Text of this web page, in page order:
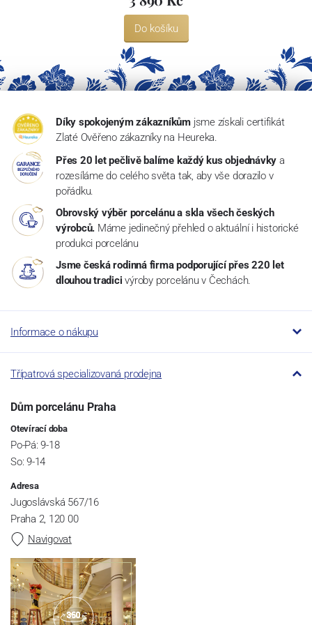
Do košíku
Díky spokojeným zákazníkům jsme získali certifikát
Zlaté Ověřeno zákazníky na Heureka.
Přes 20 let pečlivě balíme každý kus objednávky a
rozesíláme do celého světa tak, aby vše dorazilo v
pořádku.
Obrovský výběr porcelánu a skla všech českých
výrobců. Máme jedinečný přehled o aktuální i historické
produkci porcelánu
Jsme česká rodinná firma podporující přes 220 let
dlouhou tradici výroby porcelánu v Čechách.
Informace o nákupu
Třípatrová specializovaná prodejna
Dům porcelánu Praha
Otevírací doba
Po-Pá: 9-18
So: 9-14
Adresa
Jugoslávská 567/16
Praha 2, 120 00
Navigovat